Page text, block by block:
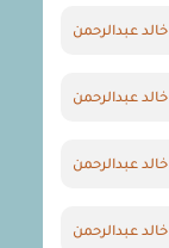
خالد عبدالرحمن
خالد عبدالرحمن
خالد عبدالرحمن
خالد عبدالرحمن